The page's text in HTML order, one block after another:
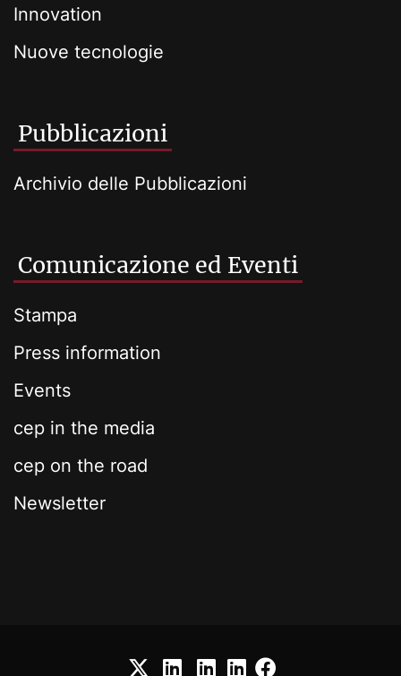
Innovation
Nuove tecnologie
Pubblicazioni
Archivio delle Pubblicazioni
Comunicazione ed Eventi
Stampa
Press information
Events
cep in the media
cep on the road
Newsletter